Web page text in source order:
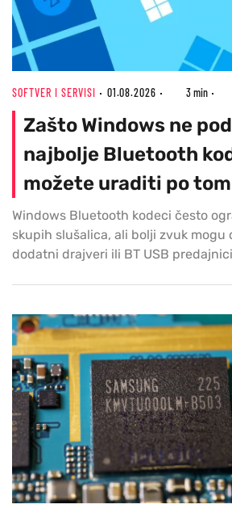
SOFTVER I SERVISI 01.08.2026 3 min
Zašto Windows ne
najbolje Bluetooth
možete uraditi po
Windows Bluetooth kodeci često
skupih slušalica, ali bolji zvuk mogu
dodatni drajveri ili BT USB predajnici